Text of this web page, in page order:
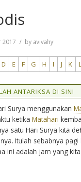
2017 by avivahy
D E F G H I J K
ANTARIKSA DI SINI
Surya menggunakan
ketikaMatahari
satu Hari Surya kita
Itulah sebabnya
ini adalah jam yang